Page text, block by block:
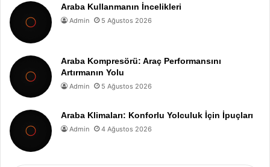
Araba Kullanmanın İncelikleri
Admin 5 Ağustos 2026
Araba Kompresörü: Araç Performansını
Artırmanın Yolu
Admin 5 Ağustos 2026
Araba Klimaları: Konforlu Yolculuk İçin İpuçları
Admin 4 Ağustos 2026